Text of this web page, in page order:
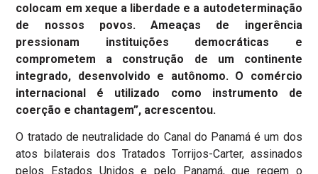
colocam em xeque a liberdade e a autodeterminação
de nossos povos. Ameaças de ingerência
pressionam instituições democráticas e
comprometem a construção de um continente
integrado, desenvolvido e autônomo. O comércio
internacional é utilizado como instrumento de
coerção e chantagem”, acrescentou.
O tratado de neutralidade do Canal do Panamá é um dos
atos bilaterais dos Tratados Torrijos-Carter, assinados
pelos Estados Unidos e pelo Panamá, que regem o